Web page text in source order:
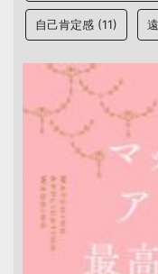
自己肯定感 (11)